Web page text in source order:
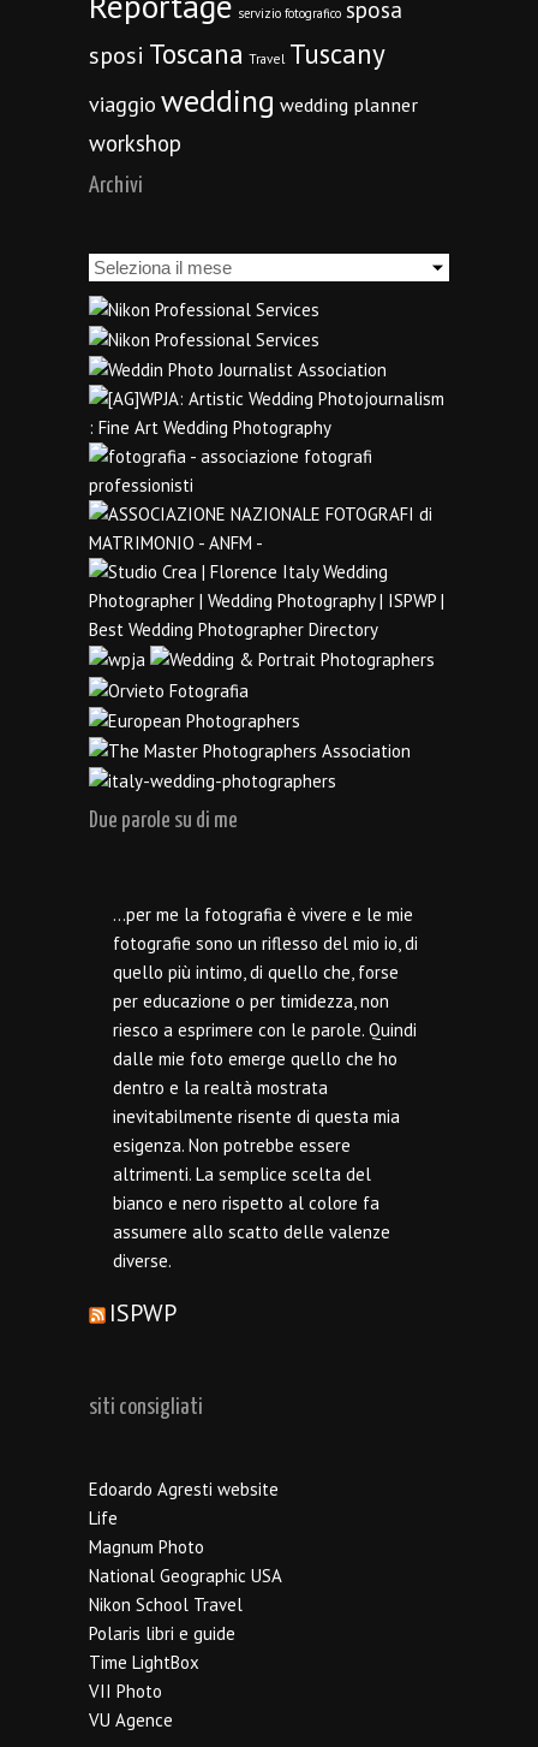
servizio fotografico sposa
sposi Toscana Travel Tuscany
viaggio wedding wedding planner
workshop
Archivi
Archivi
Due parole su di me
…per me la fotografia è vivere e le mie
fotografie sono un riflesso del mio io, di
quello più intimo, di quello che, forse
per educazione o per timidezza, non
riesco a esprimere con le parole. Quindi
dalle mie foto emerge quello che ho
dentro e la realtà mostrata
inevitabilmente risente di questa mia
esigenza. Non potrebbe essere
altrimenti. La semplice scelta del
bianco e nero rispetto al colore fa
assumere allo scatto delle valenze
diverse.
ISPWP
siti consigliati
Edoardo Agresti website
Life
Magnum Photo
National Geographic USA
Nikon School Travel
Polaris libri e guide
Time LightBox
VII Photo
VU Agence